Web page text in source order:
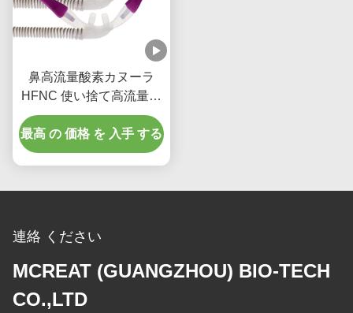
鼻高流量酸素カヌーラ
HFNC 使い捨て高流量鼻
カヌーラ
最高 の 価格 を 入手 する
連絡 ください
MCREAT (GUANGZHOU) BIO-TECH
CO.,LTD